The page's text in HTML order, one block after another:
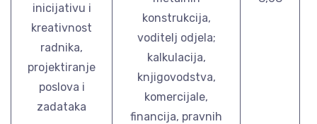
inicijativu i
kreativnost
radnika,
projektiranje
poslova i
zadataka
konstrukcija,
voditelj odjela;
kalkulacija,
knjigovodstva,
komercijale,
financija, pravnih